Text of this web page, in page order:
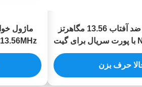
خواننده بارکد ضد آفتاب 13.56 مگاهرتز
NFC QR RFID با پورت سریال برای گیت
ورودی
حرف بزن